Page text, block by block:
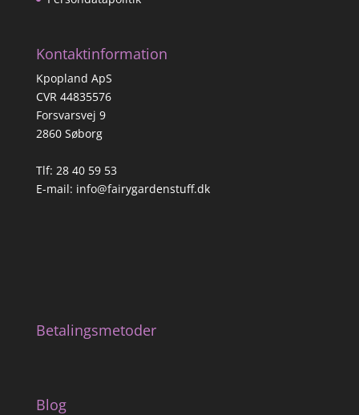
Kontaktinformation
Kpopland ApS
CVR 44835576
Forsvarsvej 9
2860 Søborg
Tlf: 28 40 59 53
E-mail: info@fairygardenstuff.dk
Betalingsmetoder
Blog